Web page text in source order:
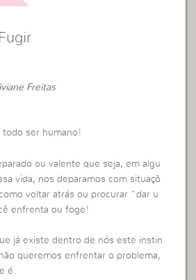
Freitas
todo ser humano!
ou valente que seja, em algu
vida, nos deparamos com situaçõ
voltar atrás ou procurar “dar u
enfrenta ou foge!
já existe dentro de nós este instin
queremos enfrentar o problema,
é.